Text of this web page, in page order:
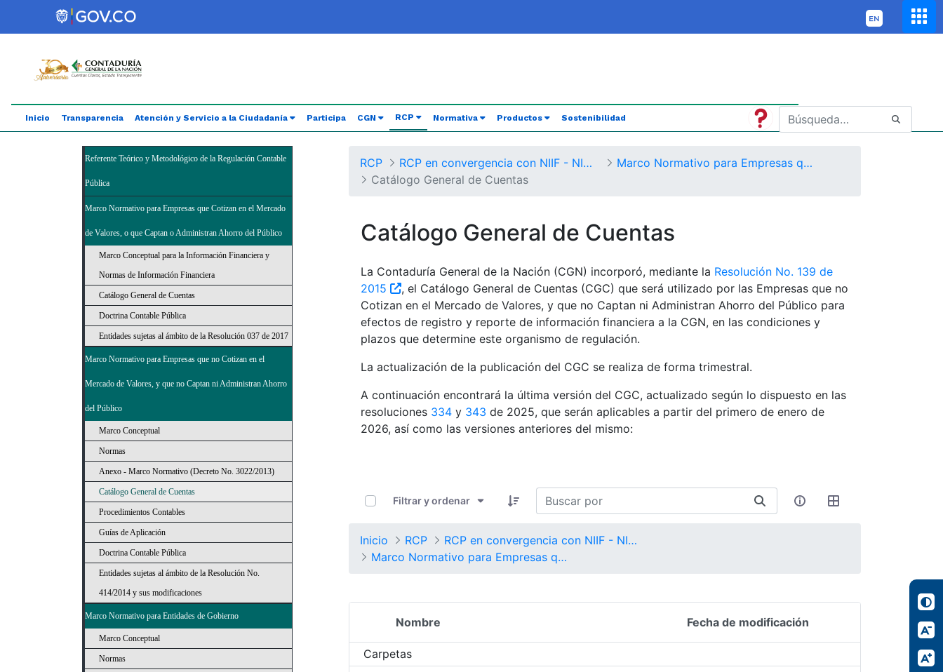
Saltar al contenido principal
Abrir menú de accesibilidad
Inicio Transparencia Atención y Servicio a la Ciudadanía Participa CGN RCP (current)
Normativa Productos Sostenibilidad
Referente Teórico y Metodológico de la Regulación Contable
Pública
Marco Normativo para Empresas que Cotizan en el Mercado
de Valores, o que Captan o Administran Ahorro del Público
Marco Conceptual para la Información Financiera y
Normas de Información Financiera
Catálogo General de Cuentas
Doctrina Contable Pública
Entidades sujetas al ámbito de la Resolución 037 de 2017
Marco Normativo para Empresas que no Cotizan en el
Mercado de Valores, y que no Captan ni Administran Ahorro
del Público
Marco Conceptual
Normas
Anexo - Marco Normativo (Decreto No. 3022/2013)
Catálogo General de Cuentas
Procedimientos Contables
Guías de Aplicación
Doctrina Contable Pública
Entidades sujetas al ámbito de la Resolución No.
414/2014 y sus modificaciones
Marco Normativo para Entidades de Gobierno
Marco Conceptual
Normas
RCP RCP en convergencia con NIIF - NICSP
Marco Normativo para Empresas que no Cotizan en el Mercado de Valores, y que no Captan ni Administran Ahorro del Público
Catálogo General de Cuentas
Catálogo General de Cuentas
La Contaduría General de la Nación (CGN) incorporó, mediante la Resolución No. 139 de
2015
, el Catálogo General de Cuentas (CGC) que será utilizado por las Empresas que no
Cotizan en el Mercado de Valores, y que no Captan ni Administran Ahorro del Público para
efectos de registro y reporte de información financiera a la CGN, en las condiciones y
plazos que determine este organismo de regulación.
La actualización de la publicación del CGC se realiza de forma trimestral.
A continuación encontrará la última versión del CGC, actualizado según lo dispuesto en las
resoluciones 334 y 343 de 2025, que serán aplicables a partir del primero de enero de
2026, así como las versiones anteriores del mismo:
Filtrar y ordenar
Inicio RCP
RCP en convergencia con NIIF - NICSP
Marco Normativo para Empresas que no Cotizan en el Mercado de Valores, y que no Captan ni Administran Ahorro del Público
Selección del elemento
Nombre Fecha de modificación
Acciones del
Carpetas